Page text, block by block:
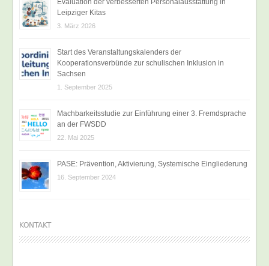
Evaluation der verbesserten Personalausstattung in
Leipziger Kitas
3. März 2026
Start des Veranstaltungskalenders der
Kooperationsverbünde zur schulischen Inklusion in
Sachsen
1. September 2025
Machbarkeitsstudie zur Einführung einer 3. Fremdsprache
an der FWSDD
22. Mai 2025
PASE: Prävention, Aktivierung, Systemische Eingliederung
16. September 2024
KONTAKT